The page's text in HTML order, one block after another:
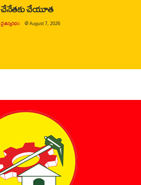
చేనేతకు చేయూత
చైతన్యరధం @August 7, 2026